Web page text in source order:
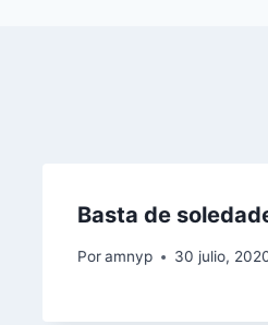
Basta de
Por amnyp 30 julio,